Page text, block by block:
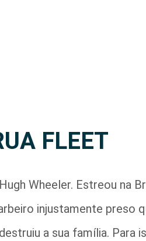
FLEET
Wheeler. Estreou na
injustamente preso
a sua família. Para